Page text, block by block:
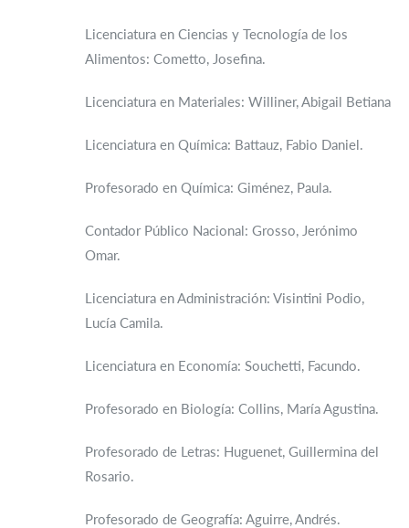
Licenciatura en Ciencias y Tecnología de los
Alimentos: Cometto, Josefina.
Licenciatura en Materiales: Williner, Abigail Betiana
Licenciatura en Química: Battauz, Fabio Daniel.
Profesorado en Química: Giménez, Paula.
Contador Público Nacional: Grosso, Jerónimo
Omar.
Licenciatura en Administración: Visintini Podio,
Lucía Camila.
Licenciatura en Economía: Souchetti, Facundo.
Profesorado en Biología: Collins, María Agustina.
Profesorado de Letras: Huguenet, Guillermina del
Rosario.
Profesorado de Geografía: Aguirre, Andrés.